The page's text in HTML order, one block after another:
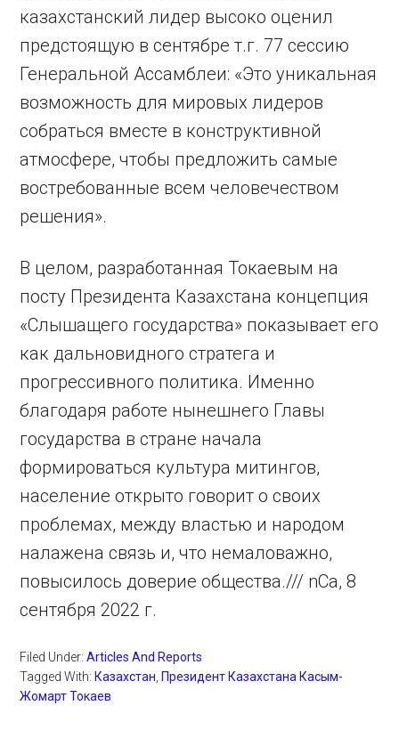
казахстанский лидер высоко оценил
предстоящую в сентябре т.г. 77 сессию
Генеральной Ассамблеи: «Это уникальная
возможность для мировых лидеров
собраться вместе в конструктивной
атмосфере, чтобы предложить самые
востребованные всем человечеством
решения».
В целом, разработанная Токаевым на
посту Президента Казахстана концепция
«Слышащего государства» показывает его
как дальновидного стратега и
прогрессивного политика. Именно
благодаря работе нынешнего Главы
государства в стране начала
формироваться культура митингов,
население открыто говорит о своих
проблемах, между властью и народом
налажена связь и, что немаловажно,
повысилось доверие общества./// nCa, 8
сентября 2022 г.
Filed Under:Articles And Reports
Tagged With: Казахстан Президент Казахстана Касым-
Жомарт Токаев